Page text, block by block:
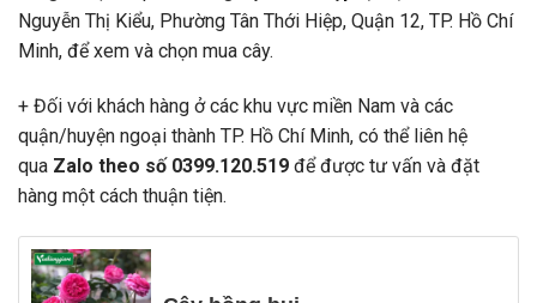
Nguyễn Thị Kiểu, Phường Tân Thới Hiệp, Quận 12, TP. Hồ Chí
Minh, để xem và chọn mua cây.
+ Đối với khách hàng ở các khu vực miền Nam và các
quận/huyện ngoại thành TP. Hồ Chí Minh, có thể liên hệ
qua Zalo theo số 0399.120.519 để được tư vấn và đặt
hàng một cách thuận tiện.